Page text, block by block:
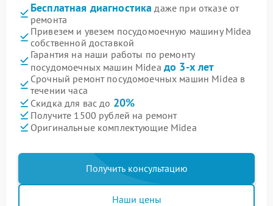
Бесплатная диагностика даже при отказе от
ремонта
Привезем и увезем посудомоечную машину Midea
собственной доставкой
Гарантия на наши работы по ремонту
посудомоечных машин Midea до 3-х лет
Срочный ремонт посудомоечных машин Midea в
течении часа
Скидка для вас до 20%
Получите 1500 рублей на ремонт
Оригинальные комплектующие Midea
Получить консультацию
Наши цены